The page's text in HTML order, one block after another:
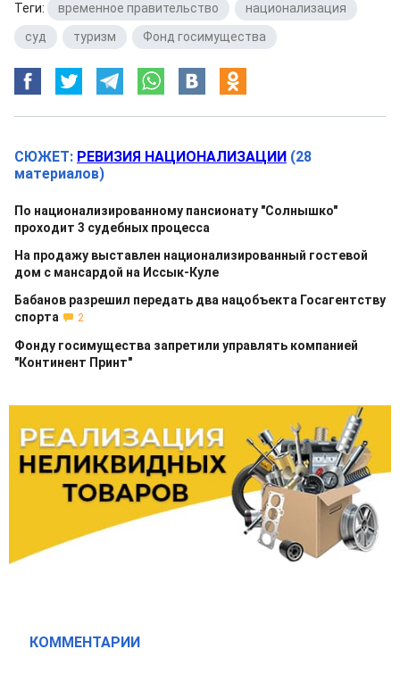
Теги: временное правительство национализация
суд
туризм Фонд госимущества
СЮЖЕТ: РЕВИЗИЯ НАЦИОНАЛИЗАЦИИ (28
материалов)
По национализированному пансионату "Солнышко"
проходит 3 судебных процесса
На продажу выставлен национализированный гостевой
дом с мансардой на Иссык-Куле
Бабанов разрешил передать два нацобъекта Госагентству
спорта
2
Фонду госимущества запретили управлять компанией
"Континент Принт"
КОММЕНТАРИИ